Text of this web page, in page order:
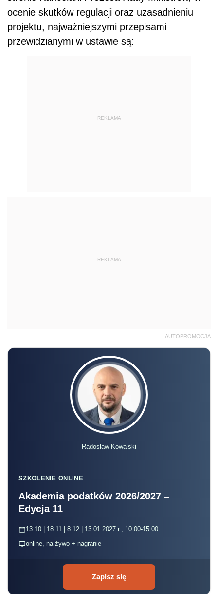
ocenie skutków regulacji oraz uzasadnieniu
projektu, najważniejszymi przepisami
przewidzianymi w ustawie są:
REKLAMA
REKLAMA
AUTOPROMOCJA
Radosław Kowalski
SZKOLENIE ONLINE
Akademia podatków 2026/2027 –
Edycja 11
13.10 | 18.11 | 8.12 | 13.01.2027 r., 10:00-15:00
online, na żywo + nagranie
Zapisz się